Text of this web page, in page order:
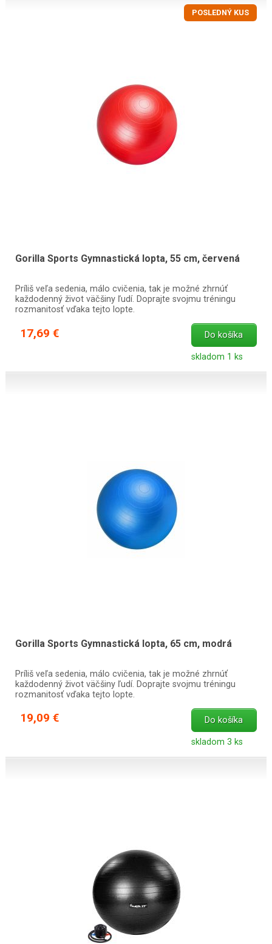
POSLEDNÝ KUS
Gorilla Sports Gymnastická lopta, 55 cm, červená
Príliš veľa sedenia, málo cvičenia, tak je možné zhrnúť
každodenný život väčšiny ľudí. Doprajte svojmu tréningu
rozmanitosť vďaka tejto lopte.
17,69 € Do košíka
skladom 1 ks
Gorilla Sports Gymnastická lopta, 65 cm, modrá
Príliš veľa sedenia, málo cvičenia, tak je možné zhrnúť
každodenný život väčšiny ľudí. Doprajte svojmu tréningu
rozmanitosť vďaka tejto lopte.
19,09 € Do košíka
skladom 3 ks